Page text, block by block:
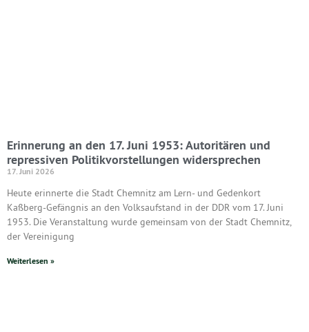
Erinnerung an den 17. Juni 1953: Autoritären und
repressiven Politikvorstellungen widersprechen
17. Juni 2026
Heute erinnerte die Stadt Chemnitz am Lern- und Gedenkort
Kaßberg-Gefängnis an den Volksaufstand in der DDR vom 17. Juni
1953. Die Veranstaltung wurde gemeinsam von der Stadt Chemnitz,
der Vereinigung
Weiterlesen »